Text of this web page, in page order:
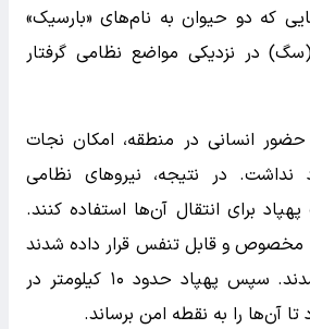
که دو حیوان به نام‌های «بارسیک»
(سگ) در نزدیکی مواضع نظامی گرفتار
انسانی در منطقه، امکان نجات
در نتیجه، نیروهای نظامی
برای انتقال آن‌ها استفاده کنند.
مخصوص و قابل تنفس قرار داده شدند
و به پهپاد متصل شدند. سپس پهپاد حدود ۱۰ کیلومتر در
آن‌ها را به نقطه امن برساند.